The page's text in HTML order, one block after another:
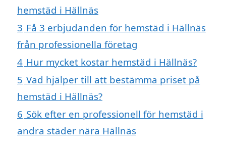
hemstäd i Hällnäs
3 Få 3 erbjudanden för hemstäd i Hällnäs
från professionella företag
4 Hur mycket kostar hemstäd i Hällnäs?
5 Vad hjälper till att bestämma priset på
hemstäd i Hällnäs?
6 Sök efter en professionell för hemstäd i
andra städer nära Hällnäs